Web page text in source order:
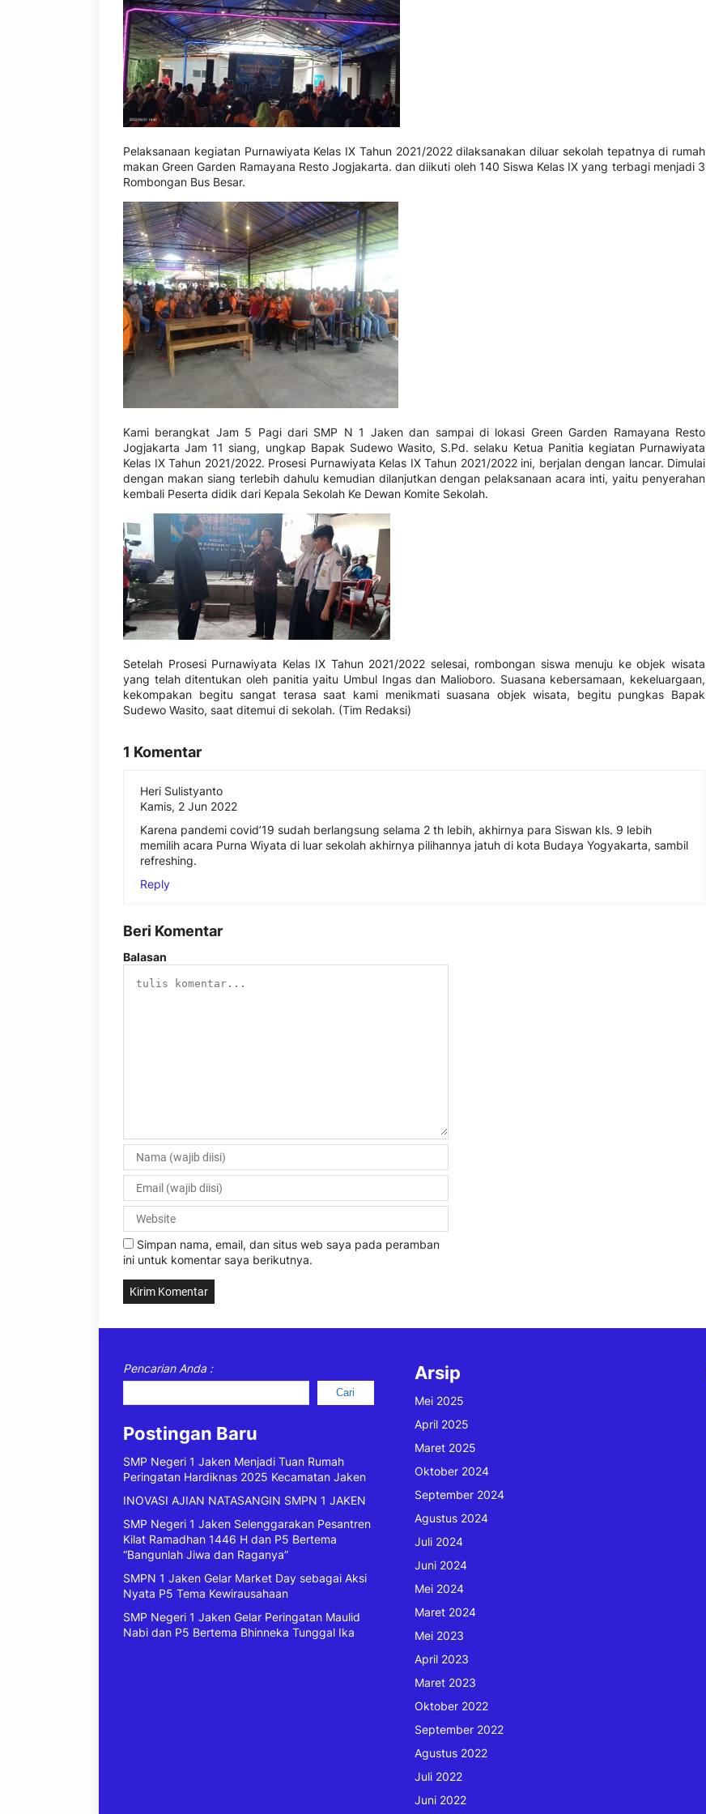
Pelaksanaan kegiatan Purnawiyata Kelas IX Tahun 2021/2022 dilaksanakan diluar sekolah tepatnya di rumah
makan Green Garden Ramayana Resto Jogjakarta. dan diikuti oleh 140 Siswa Kelas IX yang terbagi menjadi 3
Rombongan Bus Besar.
Kami berangkat Jam 5 Pagi dari SMP N 1 Jaken dan sampai di lokasi Green Garden Ramayana Resto
Jogjakarta Jam 11 siang, ungkap Bapak Sudewo Wasito, S.Pd. selaku Ketua Panitia kegiatan Purnawiyata
Kelas IX Tahun 2021/2022. Prosesi Purnawiyata Kelas IX Tahun 2021/2022 ini, berjalan dengan lancar. Dimulai
dengan makan siang terlebih dahulu kemudian dilanjutkan dengan pelaksanaan acara inti, yaitu penyerahan
kembali Peserta didik dari Kepala Sekolah Ke Dewan Komite Sekolah.
Setelah Prosesi Purnawiyata Kelas IX Tahun 2021/2022 selesai, rombongan siswa menuju ke objek wisata
yang telah ditentukan oleh panitia yaitu Umbul Ingas dan Malioboro. Suasana kebersamaan, kekeluargaan,
kekompakan begitu sangat terasa saat kami menikmati suasana objek wisata, begitu pungkas Bapak
Sudewo Wasito, saat ditemui di sekolah. (Tim Redaksi)
1 Komentar
Heri Sulistyanto
Kamis, 2 Jun 2022
Karena pandemi covid’19 sudah berlangsung selama 2 th lebih, akhirnya para Siswan kls. 9 lebih
memilih acara Purna Wiyata di luar sekolah akhirnya pilihannya jatuh di kota Budaya Yogyakarta, sambil
refreshing.
Reply
Beri Komentar
Balasan
Simpan nama, email, dan situs web saya pada peramban
ini untuk komentar saya berikutnya.
Pencarian Anda :
Cari
Postingan Baru
SMP Negeri 1 Jaken Menjadi Tuan Rumah
Peringatan Hardiknas 2025 Kecamatan Jaken
INOVASI AJIAN NATASANGIN SMPN 1 JAKEN
SMP Negeri 1 Jaken Selenggarakan Pesantren
Kilat Ramadhan 1446 H dan P5 Bertema
“Bangunlah Jiwa dan Raganya”
SMPN 1 Jaken Gelar Market Day sebagai Aksi
Nyata P5 Tema Kewirausahaan
SMP Negeri 1 Jaken Gelar Peringatan Maulid
Nabi dan P5 Bertema Bhinneka Tunggal Ika
Arsip
Mei 2025
April 2025
Maret 2025
Oktober 2024
September 2024
Agustus 2024
Juli 2024
Juni 2024
Mei 2024
Maret 2024
Mei 2023
April 2023
Maret 2023
Oktober 2022
September 2022
Agustus 2022
Juli 2022
Juni 2022